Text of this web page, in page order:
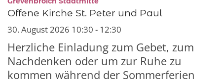
Offene Kirche St. Peter und Paul
30. August 2026 10:30 - 12:30
Herzliche Einladung zum Gebet, zum
Nachdenken oder um zur Ruhe zu
kommen während der Sommerferien